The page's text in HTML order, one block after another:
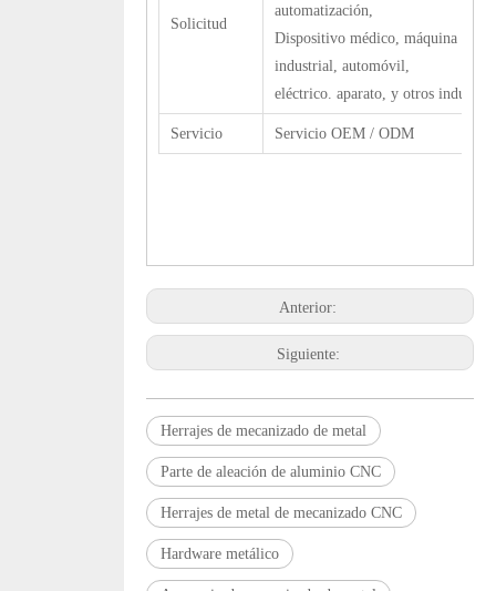
Solicitud
automatización,
Dispositivo médico, máquina
industrial, automóvil,
eléctrico. aparato, y otros
Servicio Servicio OEM / ODM
Anterior:
Siguiente:
Herrajes de mecanizado de metal
Parte de aleación de aluminio CNC
Herrajes de metal de mecanizado CNC
Hardware metálico